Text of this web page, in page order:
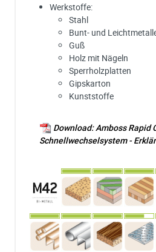
Werkstoffe:
Stahl
Bunt- und
Guß
Holz mit Nägeln
Sperrholzplatten
Gipskarton
Kunststoffe
Download: Amboss Rapid
Schnellwechselsystem -